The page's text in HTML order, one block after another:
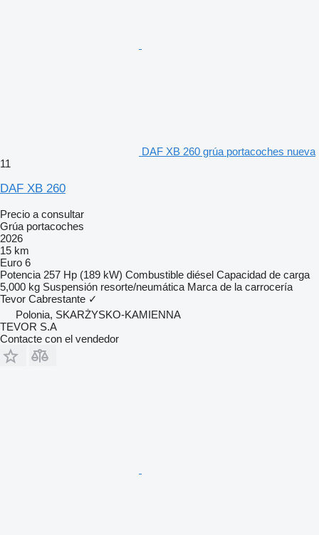
DAF XB 260 grúa portacoches nueva
11
DAF XB 260
Precio a consultar
Grúa portacoches
2026
15 km
Euro 6
Potencia 257 Hp (189 kW) Combustible diésel Capacidad de carga
5,000 kg Suspensión resorte/neumática Marca de la carrocería
Tevor Cabrestante ✓
Polonia, SKARŻYSKO-KAMIENNA
TEVOR S.A
Contacte con el vendedor